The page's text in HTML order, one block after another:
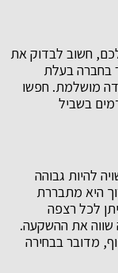
חשוב לבדוק את
בחברה בעלת
מושלמת. חפשו
בשביל
להיות גבוהה
היא מתבררת
לכל רצפה
שווה את ההשקעה.
מדובר בבחירה